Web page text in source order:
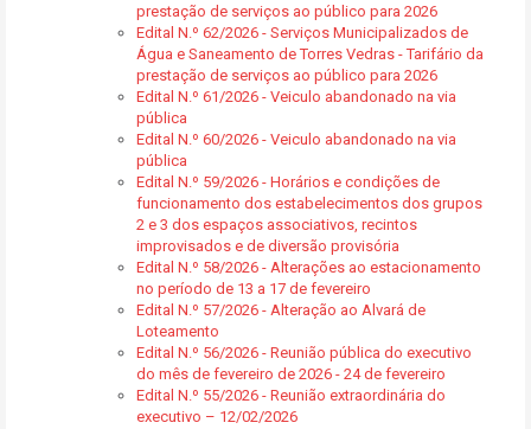
prestação de serviços ao público para 2026
Edital N.º 62/2026 - Serviços Municipalizados de
Água e Saneamento de Torres Vedras - Tarifário da
prestação de serviços ao público para 2026
Edital N.º 61/2026 - Veiculo abandonado na via
pública
Edital N.º 60/2026 - Veiculo abandonado na via
pública
Edital N.º 59/2026 - Horários e condições de
funcionamento dos estabelecimentos dos grupos
2 e 3 dos espaços associativos, recintos
improvisados e de diversão provisória
Edital N.º 58/2026 - Alterações ao estacionamento
no período de 13 a 17 de fevereiro
Edital N.º 57/2026 - Alteração ao Alvará de
Loteamento
Edital N.º 56/2026 - Reunião pública do executivo
do mês de fevereiro de 2026 - 24 de fevereiro
Edital N.º 55/2026 - Reunião extraordinária do
executivo – 12/02/2026